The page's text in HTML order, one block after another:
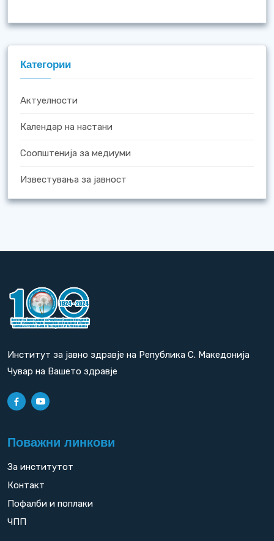
Категории
Актуелности
Календар на настани
Соопштенија за медиуми
Известувања за јавност
Институт за јавно здравје на Република С. Македонија
Чувар на Вашето здравје
Поважни линкови
За институтот
Контакт
Пофалби и поплаки
ЧПП